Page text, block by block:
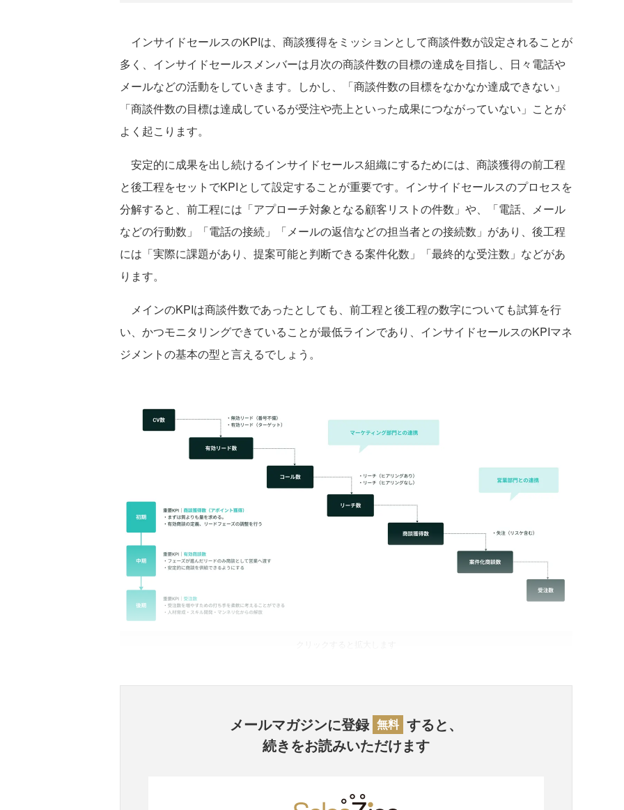
インサイドセールスのKPIは、商談獲得をミッションとして商談件数が設定されることが
多く、インサイドセールスメンバーは月次の商談件数の目標の達成を目指し、日々電話や
メールなどの活動をしていきます。しかし、「商談件数の目標をなかなか達成できない」
「商談件数の目標は達成しているが受注や売上といった成果につながっていない」ことが
よく起こります。
安定的に成果を出し続けるインサイドセールス組織にするためには、商談獲得の前工程
と後工程をセットでKPIとして設定することが重要です。インサイドセールスのプロセスを
分解すると、前工程には「アプローチ対象となる顧客リストの件数」や、「電話、メール
などの行動数」「電話の接続」「メールの返信などの担当者との接続数」があり、後工程
には「実際に課題があり、提案可能と判断できる案件化数」「最終的な受注数」などがあ
ります。
メインのKPIは商談件数であったとしても、前工程と後工程の数字についても試算を行
い、かつモニタリングできていることが最低ラインであり、インサイドセールスのKPIマネ
ジメントの基本の型と言えるでしょう。
メールマガジンに登録 無料 すると、
続きをお読みいただけます